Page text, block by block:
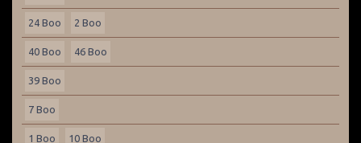
24 Boo 2 Boo
40 Boo 46 Boo
39 Boo
7 Boo
1 Boo 10 Boo